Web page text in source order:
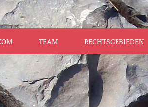
TEAM RECHTSGEBIEDEN